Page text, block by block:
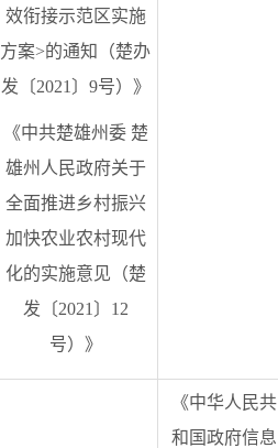
效衔接示范区实施
方案>的通知（楚办
发〔2021〕9号）》
《中共楚雄州委 楚
雄州人民政府关于
全面推进乡村振兴
加快农业农村现代
化的实施意见（楚
发〔2021〕12
号）》
《中华人民共
和国政府信息